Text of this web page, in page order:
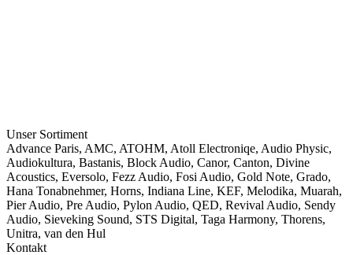
Unser Sortiment
Advance Paris, AMC, ATOHM, Atoll Electroniqe, Audio Physic,
Audiokultura, Bastanis, Block Audio, Canor, Canton, Divine
Acoustics, Eversolo, Fezz Audio, Fosi Audio, Gold Note, Grado,
Hana Tonabnehmer, Horns, Indiana Line, KEF, Melodika, Muarah,
Pier Audio, Pre Audio, Pylon Audio, QED, Revival Audio, Sendy
Audio, Sieveking Sound, STS Digital, Taga Harmony, Thorens,
Unitra, van den Hul
Kontakt